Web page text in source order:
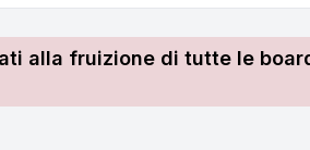
alla fruizione di tutte le